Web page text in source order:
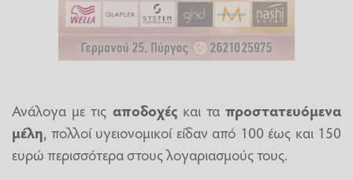
Ανάλογα με τις αποδοχέςκαι τα προστατευόμενα
μέλη, πολλοί υγειονομικοί είδαν από 100 έως και 150
ευρώ περισσότερα στους λογαριασμούς τους.